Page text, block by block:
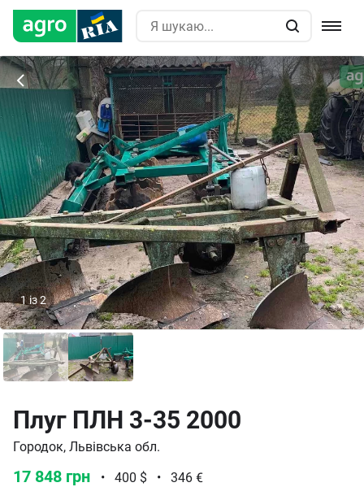
1із2
Плуг ПЛН 3-35 2000
Городок, Львівська обл.
17 848 грн • 400 $ •
346 €